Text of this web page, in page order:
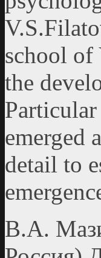
school of
the
emerged
detail to
В.А.